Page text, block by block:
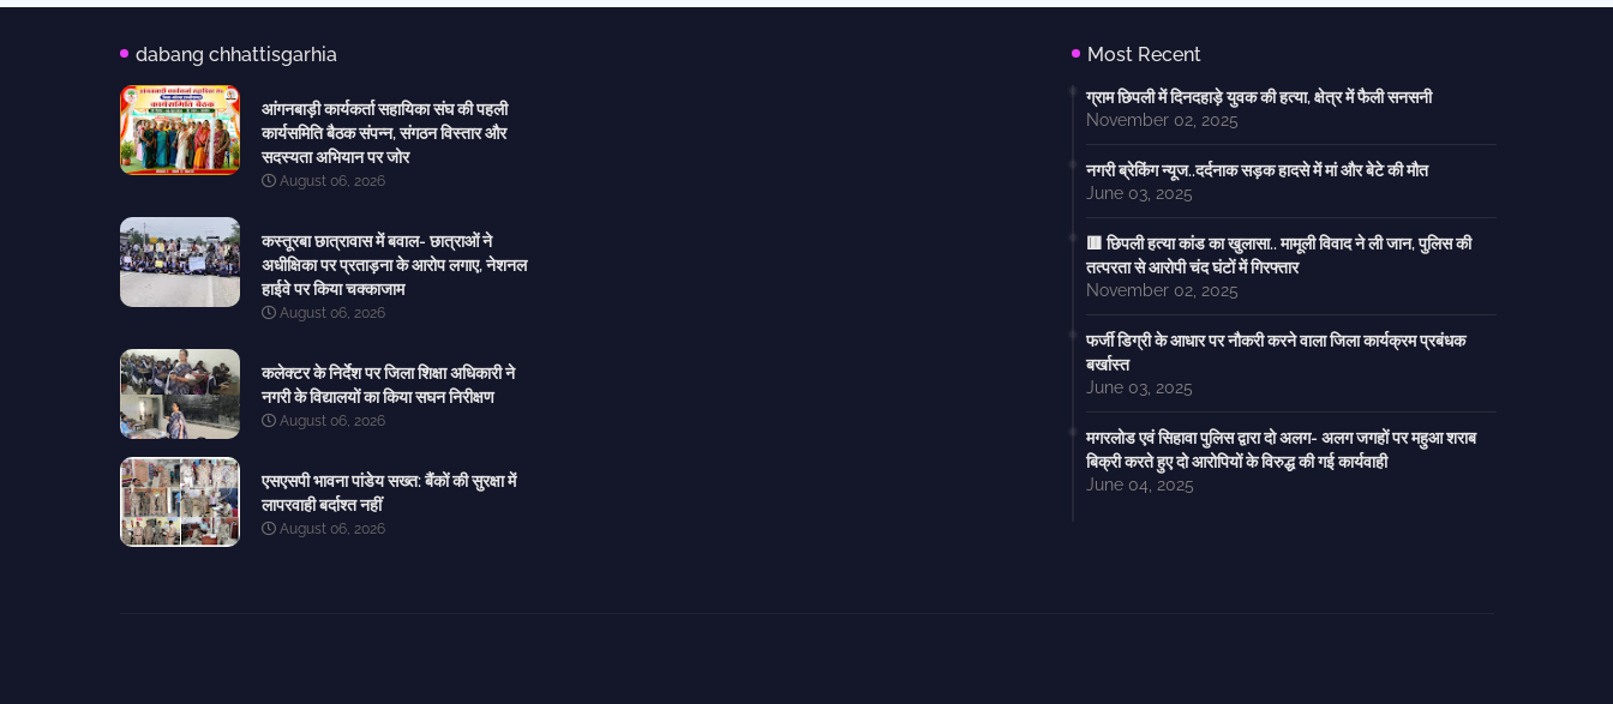
dabang chhattisgarhia
आंगनबाड़ी कार्यकर्ता सहायिका संघ की पहली
कार्यसमिति बैठक संपन्न, संगठन विस्तार और
सदस्यता अभियान पर जोर
August 06, 2026
कस्तूरबा छात्रावास में बवाल- छात्राओं ने
अधीक्षिका पर प्रताड़ना के आरोप लगाए, नेशनल
हाईवे पर किया चक्काजाम
August 06, 2026
कलेक्टर के निर्देश पर जिला शिक्षा अधिकारी ने
नगरी के विद्यालयों का किया सघन निरीक्षण
August 06, 2026
एसएसपी भावना पांडेय सख्त: बैंकों की सुरक्षा में
लापरवाही बर्दाश्त नहीं
August 06, 2026
Most Recent
ग्राम छिपली में दिनदहाड़े युवक की हत्या, क्षेत्र में फैली सनसनी
November 02, 2025
नगरी ब्रेकिंग न्यूज..दर्दनाक सड़क हादसे में मां और बेटे की मौत
June 03, 2025
🟥 छिपली हत्या कांड का खुलासा.. मामूली विवाद ने ली जान, पुलिस की
तत्परता से आरोपी चंद घंटों में गिरफ्तार
November 02, 2025
फर्जी डिग्री के आधार पर नौकरी करने वाला जिला कार्यक्रम प्रबंधक
बर्खास्त
June 03, 2025
मगरलोड एवं सिहावा पुलिस द्वारा दो अलग- अलग जगहों पर महुआ शराब
बिक्री करते हुए दो आरोपियों के विरुद्ध की गई कार्यवाही
June 04, 2025